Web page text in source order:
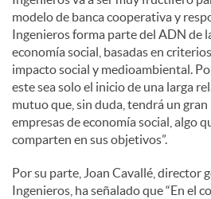
modelo de banca cooperativa y
Ingenieros forma parte del ADN de
economía social, basadas en
impacto social y medioambiental.
este sea solo el inicio de una larga
mutuo que, sin duda, tendrá un
empresas de economía social, algo
comparten en sus objetivos”.
Por su parte, Joan Cavallé, director
Ingenieros, ha señalado que “En el